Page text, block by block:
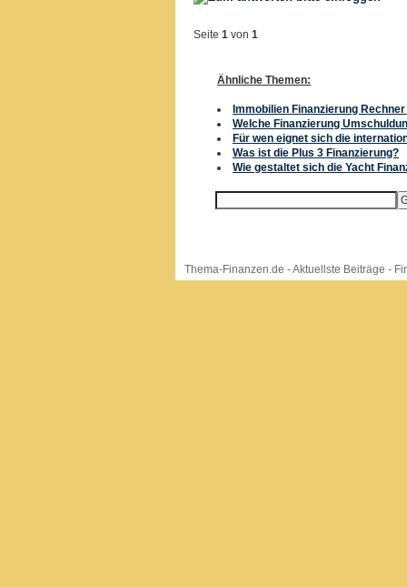
Seite 1 von 1
Ähnliche Themen:
Immobilien Finanzierung
Welche Finanzierung
Für wen eignet sich die
Was ist die Plus 3 Finanzierung?
Wie gestaltet sich die Yacht
Thema-Finanzen.de -Aktuellste Beiträge -